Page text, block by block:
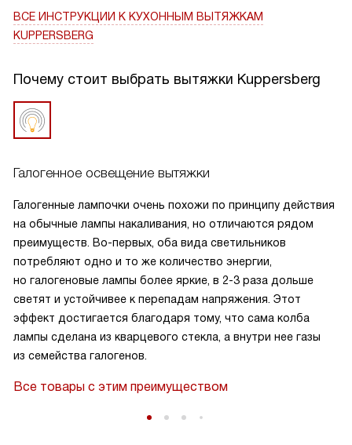
ВСЕ ИНСТРУКЦИИ К КУХОННЫМ ВЫТЯЖКАМ
KUPPERSBERG
Почему стоит выбрать вытяжки Kuppersberg
Галогенное освещение вытяжки
Галогенные лампочки очень похожи по принципу действия
на обычные лампы накаливания, но отличаются рядом
преимуществ. Во-первых, оба вида светильников
потребляют одно и то же количество энергии,
но галогеновые лампы более яркие, в 2-3 раза дольше
светят и устойчивее к перепадам напряжения. Этот
эффект достигается благодаря тому, что сама колба
лампы сделана из кварцевого стекла, а внутри нее газы
из семейства галогенов.
Все товары с этим преимуществом